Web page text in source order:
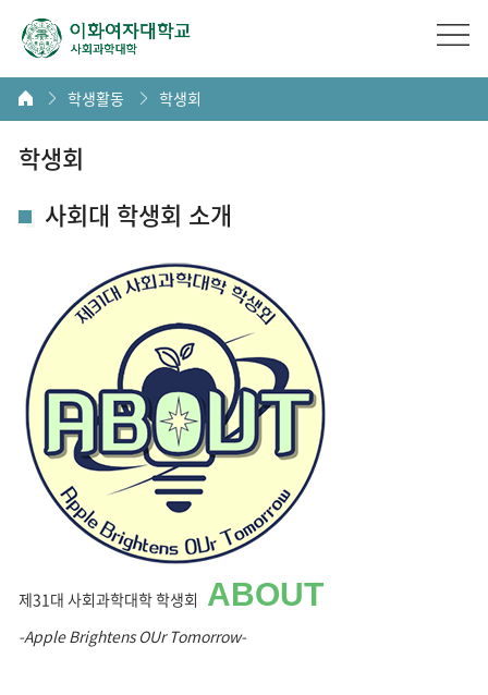
학생활동 학생회
학생회
사회대 학생회 소개
제31대 사회과학대학 학생회 ABOUT
-Apple Brightens OUr Tomorrow-